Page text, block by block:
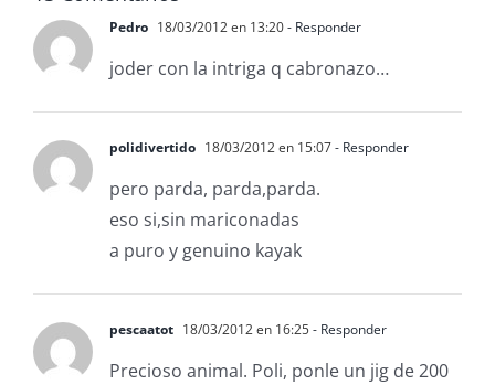
Pedro 18/03/2012 en 13:20- Responder
joder con la intriga q cabronazo…
polidivertido 18/03/2012 en 15:07- Responder
pero parda, parda,parda.
eso si,sin mariconadas
a puro y genuino kayak
pescaatot 18/03/2012 en 16:25- Responder
Precioso animal. Poli, ponle un jig de 200